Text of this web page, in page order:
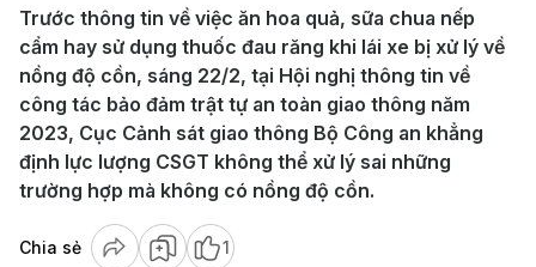
Trước thông tin về việc ăn hoa quả, sữa chua nếp
cẩm hay sử dụng thuốc đau răng khi lái xe bị xử lý về
nồng độ cồn, sáng 22/2, tại Hội nghị thông tin về
công tác bảo đảm trật tự an toàn giao thông năm
2023, Cục Cảnh sát giao thông Bộ Công an khẳng
định lực lượng CSGT không thể xử lý sai những
trường hợp mà không có nồng độ cồn.
Chia sẻ 1